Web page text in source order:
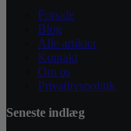
Forside
Blog
Alle artikler
Kontakt
Om os
Privatlivspolitik
Seneste indlæg